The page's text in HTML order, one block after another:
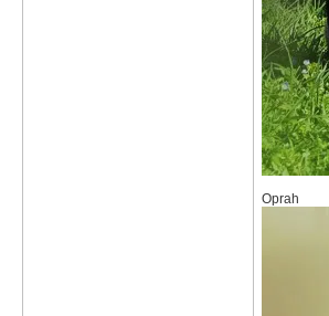
Oprah